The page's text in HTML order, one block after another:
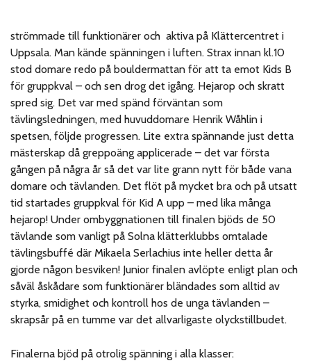
strömmadetill funktionärer och aktiva på Klättercentret i
Uppsala. Man kände spänningen i luften. Strax innan kl.10
stod domare redo på bouldermattan för att ta emot Kids B
för gruppkval – och sen drog det igång. Hejarop och skratt
spred sig. Det var med spänd förväntan som
tävlingsledningen, med huvuddomare Henrik Wåhlin i
spetsen, följde progressen. Lite extra spännande just detta
mästerskap då greppoäng applicerade – det var första
gången på några år så det var lite grann nytt för både vana
domare och tävlanden. Det flöt på mycket bra och på utsatt
tid startades gruppkval för Kid A upp – med lika många
hejarop! Under ombyggnationen till finalen bjöds de 50
tävlande som vanligt på Solna klätterklubbs omtalade
tävlingsbuffé där Mikaela Serlachius inte heller detta år
gjorde någon besviken! Junior finalen avlöpte enligt plan och
såväl åskådare som funktionärer bländades som alltid av
styrka, smidighet och kontroll hos de unga tävlanden –
skrapsår på en tumme var det allvarligaste olyckstillbudet.
Finalerna bjöd på otrolig spänning i alla klasser: